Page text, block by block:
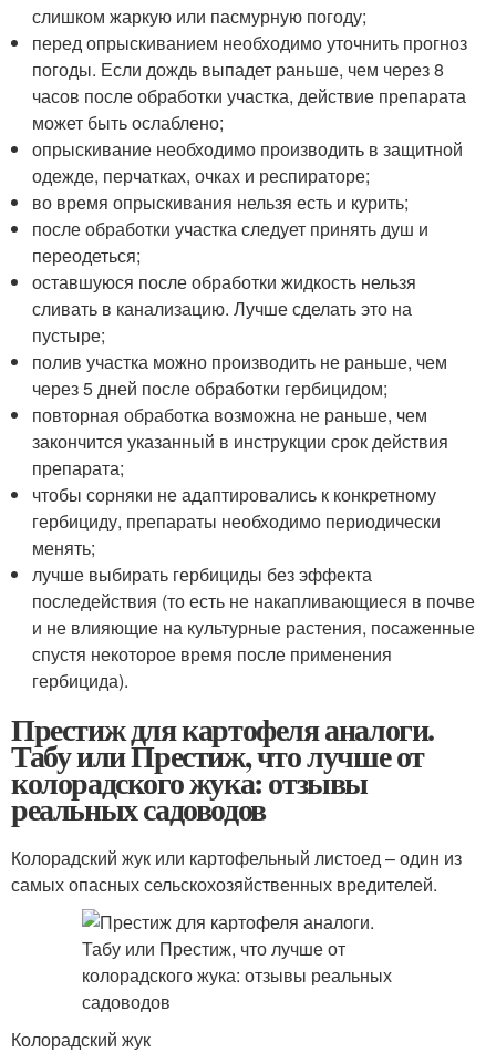
слишком жаркую или пасмурную погоду;
перед опрыскиванием необходимо уточнить прогноз
погоды. Если дождь выпадет раньше, чем через 8
часов после обработки участка, действие препарата
может быть ослаблено;
опрыскивание необходимо производить в защитной
одежде, перчатках, очках и респираторе;
во время опрыскивания нельзя есть и курить;
после обработки участка следует принять душ и
переодеться;
оставшуюся после обработки жидкость нельзя
сливать в канализацию. Лучше сделать это на
пустыре;
полив участка можно производить не раньше, чем
через 5 дней после обработки гербицидом;
повторная обработка возможна не раньше, чем
закончится указанный в инструкции срок действия
препарата;
чтобы сорняки не адаптировались к конкретному
гербициду, препараты необходимо периодически
менять;
лучше выбирать гербициды без эффекта
последействия (то есть не накапливающиеся в почве
и не влияющие на культурные растения, посаженные
спустя некоторое время после применения
гербицида).
Престиж для картофеля аналоги.
Табу или Престиж, что лучше от
колорадского жука: отзывы
реальных садоводов
Колорадский жук или картофельный листоед – один из
самых опасных сельскохозяйственных вредителей.
Колорадский жук